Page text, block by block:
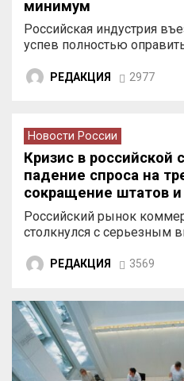
минимум
Российская индустрия
успев полностью
РЕДАКЦИЯ 2977
Новости России
Кризис в российской
падение спроса на
сокращение штатов и
врачей
Российский рынок
столкнулся с серьезным
РЕДАКЦИЯ 3569